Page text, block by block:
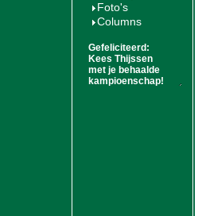
Foto's
Columns